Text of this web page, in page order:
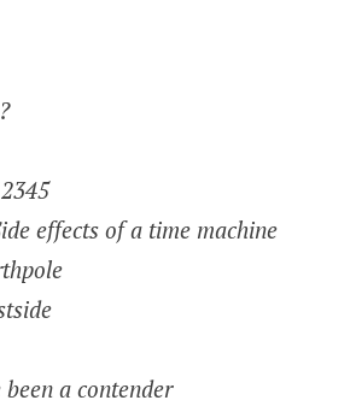
effects of a time machine
a contender